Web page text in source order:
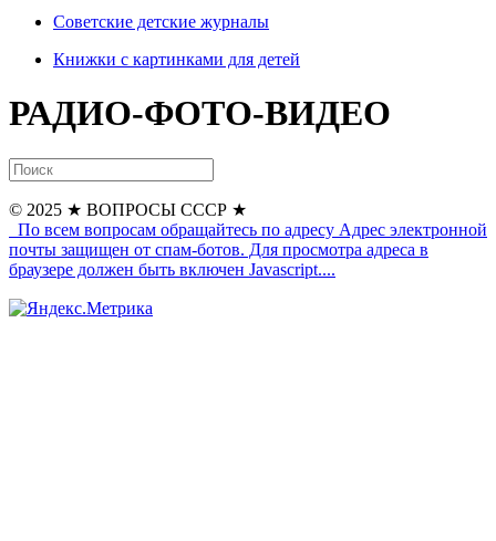
Советские детские журналы
Книжки с картинками для детей
РАДИО-ФОТО-ВИДЕО
© 2025 ★ ВОПРОСЫ СССР ★
По всем вопросам обращайтесь по адресу Адрес электронной
почты защищен от спам-ботов. Для просмотра адреса в
браузере должен быть включен Javascript....